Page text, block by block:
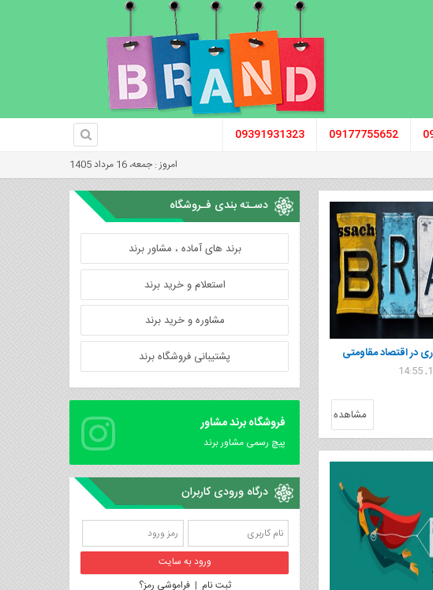
09177755652
09391931323
امروز : جمعه، 16 مرداد 1405
در اقتصاد مقاومتی
مشاهده
دسـته بندی فـروشگاه
برند های آماده ، مشاور برند
استعلام و خرید برند
مشاوره و خرید برند
پشتیبانی فروشگاه برند
فروشگاه برند مشاور
پیچ رسمی مشاور برند
درگاه ورودی کاربران
ثبت نام |فراموشی رمز؟